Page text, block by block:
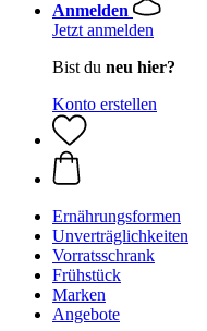
Anmelden
Jetzt anmelden
Bist du neu hier?
Konto erstellen
Ernährungsformen
Unverträglichkeiten
Vorratsschrank
Frühstück
Marken
Angebote